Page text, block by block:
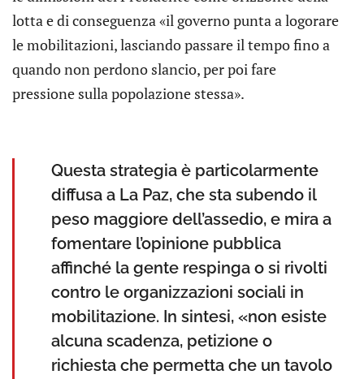
lotta e di conseguenza «il governo punta a logorare
le mobilitazioni, lasciando passare il tempo fino a
quando non perdono slancio, per poi fare
pressione sulla popolazione stessa».
Questa strategia è particolarmente
diffusa a La Paz, che sta subendo il
peso maggiore dell’assedio, e mira a
fomentare l’opinione pubblica
affinché la gente respinga o si rivolti
contro le organizzazioni sociali in
mobilitazione. In sintesi, «non esiste
alcuna scadenza, petizione o
richiesta che permetta che un tavolo